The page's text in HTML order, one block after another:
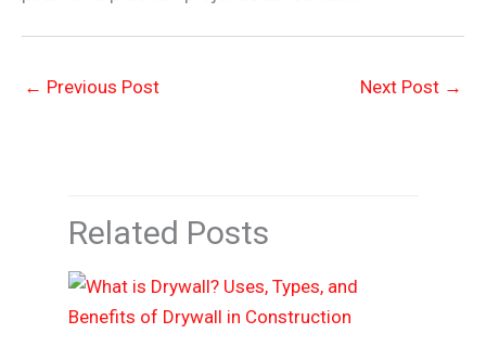
← Previous Post Next Post →
Related Posts